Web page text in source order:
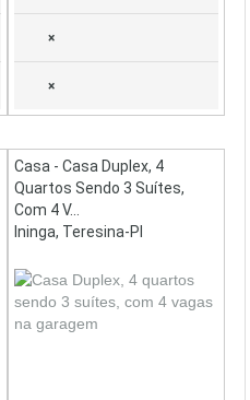
×
×
Casa - Casa Duplex, 4
Quartos Sendo 3 Suítes,
Com 4 V...
Ininga, Teresina-PI